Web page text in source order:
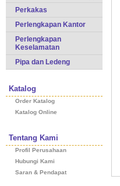
Perkakas
Perlengkapan Kantor
Perlengkapan
Keselamatan
Pipa dan Ledeng
Katalog
Order Katalog
Katalog Online
Tentang Kami
Profil Perusahaan
Hubungi Kami
Saran & Pendapat